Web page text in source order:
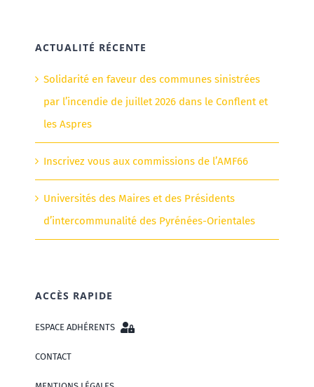
ACTUALITÉ RÉCENTE
Solidarité en faveur des communes sinistrées
par l’incendie de juillet 2026 dans le Conflent et
les Aspres
Inscrivez vous aux commissions de l’AMF66
Universités des Maires et des Présidents
d’intercommunalité des Pyrénées-Orientales
ACCÈS RAPIDE
ESPACE ADHÉRENTS
CONTACT